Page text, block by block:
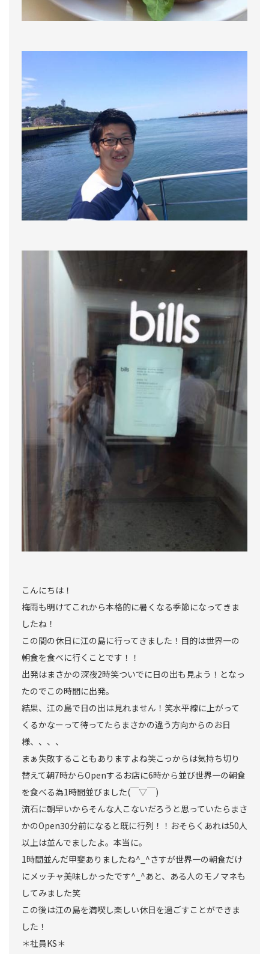
こんにちは！
梅雨も明けてこれから本格的に暑くなる季節になってきま
したね！
この間の休日に江の島に行ってきました！目的は世界一の
朝食を食べに行くことです！！
出発はまさかの深夜2時笑ついでに日の出も見よう！となっ
たのでこの時間に出発。
結果、江の島で日の出は見れません！笑水平線に上がって
くるかなーって待ってたらまさかの違う方向からのお日
様、、、、
まぁ失敗することもありますよね笑こっからは気持ち切り
替えて朝7時からOpenするお店に6時から並び世界一の朝食
を食べる為1時間並びました(￣▽￣)
流石に朝早いからそんな人こないだろうと思っていたらまさ
かのOpen30分前になると既に行列！！おそらくあれは50人
以上は並んでましたよ。本当に。
1時間並んだ甲斐ありましたね^_^さすが世界一の朝食だけ
にメッチャ美味しかったです^_^あと、ある人のモノマネも
してみました笑
この後は江の島を満喫し楽しい休日を過ごすことができま
した！
＊社員KS＊